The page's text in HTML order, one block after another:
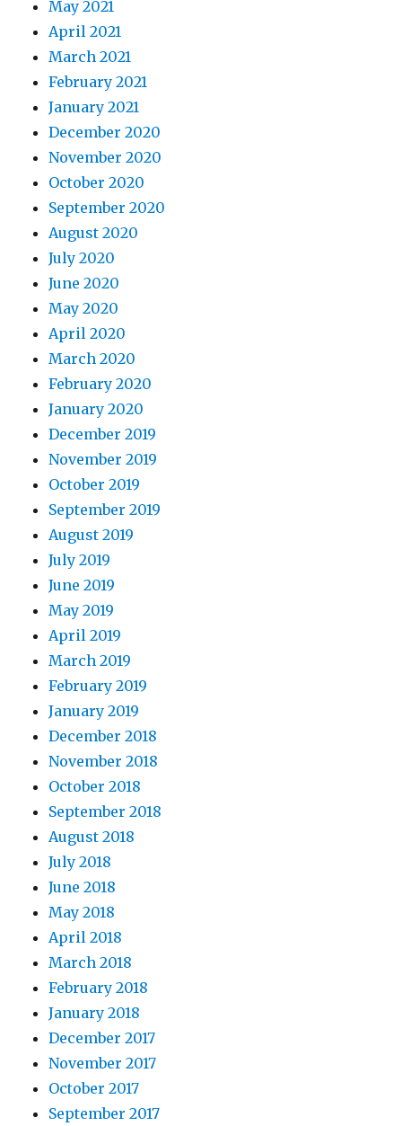
May 2021
April 2021
March 2021
February 2021
January 2021
December 2020
November 2020
October 2020
September 2020
August 2020
July 2020
June 2020
May 2020
April 2020
March 2020
February 2020
January 2020
December 2019
November 2019
October 2019
September 2019
August 2019
July 2019
June 2019
May 2019
April 2019
March 2019
February 2019
January 2019
December 2018
November 2018
October 2018
September 2018
August 2018
July 2018
June 2018
May 2018
April 2018
March 2018
February 2018
January 2018
December 2017
November 2017
October 2017
September 2017